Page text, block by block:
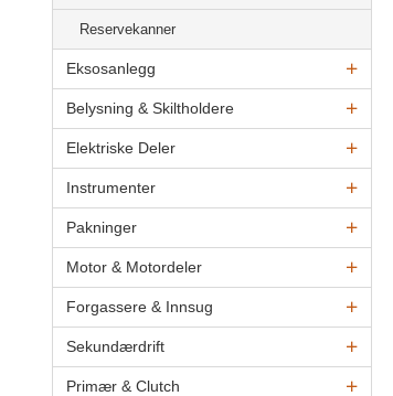
Reservekanner
Eksosanlegg
Belysning & Skiltholdere
Elektriske Deler
Instrumenter
Pakninger
Motor & Motordeler
Forgassere & Innsug
Sekundærdrift
Primær & Clutch